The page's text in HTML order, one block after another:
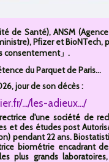
de Santé), ANSM
Pfizer et BioNTech,
consentement」.
du Parquet de Paris...
jour de son décès :
.../les-adieux.../
d'une société de
et des études post
pendant 22 ans.
biométrie encadrant
plus grands